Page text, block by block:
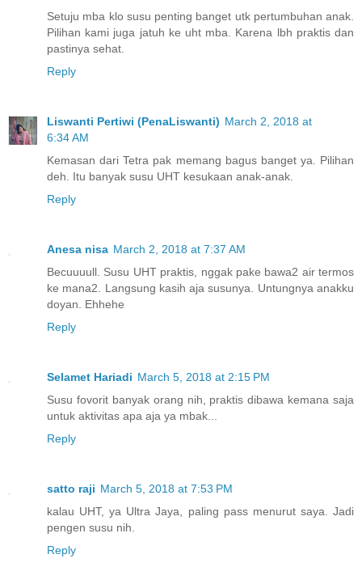
Setuju mba klo susu penting banget utk pertumbuhan anak.
Pilihan kami juga jatuh ke uht mba. Karena lbh praktis dan
pastinya sehat.
Reply
Liswanti Pertiwi (PenaLiswanti) March 2, 2018 at
6:34 AM
Kemasan dari Tetra pak memang bagus banget ya. Pilihan
deh. Itu banyak susu UHT kesukaan anak-anak.
Reply
Anesa nisa March 2, 2018 at 7:37 AM
Becuuuull. Susu UHT praktis, nggak pake bawa2 air termos
ke mana2. Langsung kasih aja susunya. Untungnya anakku
doyan. Ehhehe
Reply
Selamet Hariadi March 5, 2018 at 2:15 PM
Susu fovorit banyak orang nih, praktis dibawa kemana saja
untuk aktivitas apa aja ya mbak...
Reply
satto raji March 5, 2018 at 7:53 PM
kalau UHT, ya Ultra Jaya, paling pass menurut saya. Jadi
pengen susu nih.
Reply